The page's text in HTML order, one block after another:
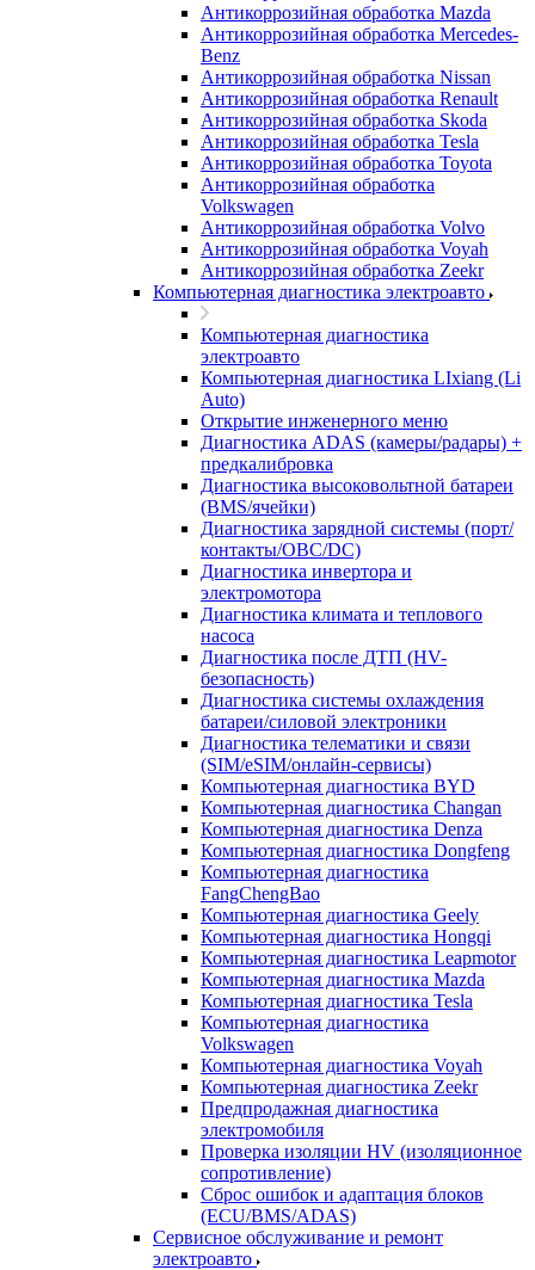
Антикоррозийная обработка Mazda
Антикоррозийная обработка Mercedes-
Benz
Антикоррозийная обработка Nissan
Антикоррозийная обработка Renault
Антикоррозийная обработка Skoda
Антикоррозийная обработка Tesla
Антикоррозийная обработка Toyota
Антикоррозийная обработка
Volkswagen
Антикоррозийная обработка Volvo
Антикоррозийная обработка Voyah
Антикоррозийная обработка Zeekr
Компьютерная диагностика электроавто
Компьютерная диагностика
электроавто
Компьютерная диагностика LIxiang (Li
Auto)
Открытие инженерного меню
Диагностика ADAS (камеры/радары) +
предкалибровка
Диагностика высоковольтной батареи
(BMS/ячейки)
Диагностика зарядной системы (порт/
контакты/OBC/DC)
Диагностика инвертора и
электромотора
Диагностика климата и теплового
насоса
Диагностика после ДТП (HV-
безопасность)
Диагностика системы охлаждения
батареи/силовой электроники
Диагностика телематики и связи
(SIM/eSIM/онлайн-сервисы)
Компьютерная диагностика BYD
Компьютерная диагностика Changan
Компьютерная диагностика Denza
Компьютерная диагностика Dongfeng
Компьютерная диагностика
FangChengBao
Компьютерная диагностика Geely
Компьютерная диагностика Hongqi
Компьютерная диагностика Leapmotor
Компьютерная диагностика Mazda
Компьютерная диагностика Tesla
Компьютерная диагностика
Volkswagen
Компьютерная диагностика Voyah
Компьютерная диагностика Zeekr
Предпродажная диагностика
электромобиля
Проверка изоляции HV (изоляционное
сопротивление)
Сброс ошибок и адаптация блоков
(ECU/BMS/ADAS)
Сервисное обслуживание и ремонт
электроавто